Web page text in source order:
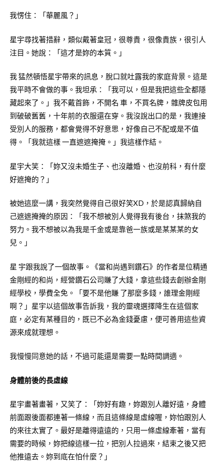
我愣住：「華麗風？」
星宇尋找著措辭，類似戴著皇冠，很尊貴，很像貴族，很引人
注目。她說：「這才是妳的本質。」
我 猛然頓悟星宇帶來的訊息，脫口就吐露我的家庭背景。這是
我平時不會做的事。我坦承：「我可以，但是我把這些全都隱
藏起來了。」我不戴首飾，不開名 車，不買名牌，雜牌皮包用
到破破舊舊，十年前的衣服還在穿。我沒說出口的是，我連接
受別人的服務，都會覺得不好意思，好像自己不配或是不值
得。「我就這樣 一直遮遮掩掩。」我這樣作結。
星宇大笑：「妳又沒未婚生子、也沒離婚、也沒前科，有什麼
好遮掩的？」
被她這麼一講，我突然覺得自己很好笑XD，於是認真歸納自
己遮遮掩掩的原因：「我不想被別人覺得我有後台，抹煞我的
努力。我不想被以為我是千金或是靠爸一族或是某某某的女
兒。」
星 宇跟我說了一個故事。《當和尚遇到鑽石》的作者是位精通
金剛經的和尚，經營鑽石公司賺了大錢，拿這些錢去創辦金剛
經學校，學費全免。「要不是他賺 了那麼多錢，誰理金剛經
啊？」星宇以這個故事告訴我，我的靈魂選擇降生在這個家
庭，必定有某種目的，既已不必為金錢憂慮，便可善用這些資
源來成就理想。
我慢慢同意她的話，不過可能還是需要一點時間調適。
身體前後的長虛線
星宇畫著畫著，又笑了：「妳好有趣，妳跟別人離好遠，身體
前面跟後面都連著一條線，而且這條線是虛線喔，妳怕跟別人
的來往太實了。最好是離得遠遠的，只用一條虛線牽著，當有
需要的時候，妳把線這樣一拉，把別人拉過來，結束之後又把
他推遠去。妳到底在怕什麼？」